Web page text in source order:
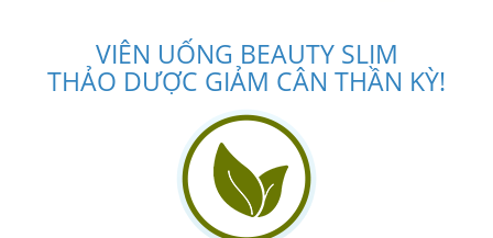
VIÊN UỐNG BEAUTY SLIM
THẢO DƯỢC GIẢM CÂN THẦN KỲ!